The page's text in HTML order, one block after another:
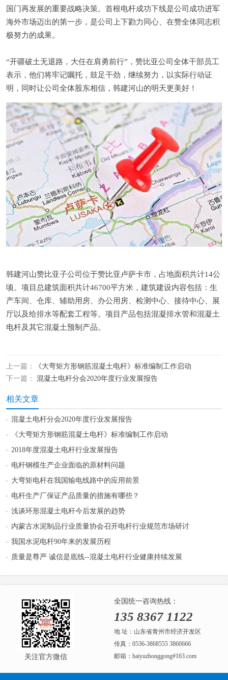
国门再发展的重要战略决策。首根电杆成功下线是公司成功进军
海外市场迈出的第一步，是公司上下勠力同心、在赞全体同志积
极努力的成果。
“开疆破土无退路，大任在肩勇前行”，赞比亚公司全体干部员工
表示，他们将牢记嘱托，鼓足干劲，继续努力，以实际行动证
明，同时让公司全体股东相信，韩建河山的明天更美好！
韩建河山赞比亚子公司位于赞比亚卢萨卡市，占地面积共计14公
顷。项目总建筑面积共计46700平方米，建筑建设内容包括：生
产车间、仓库、辅助用房、办公用房、检测中心、接待中心、展
厅以及给排水等配套工程等。项目产品包括混凝排水管和混凝土
电杆及其它混凝土预制产品。
上一篇：
《大弯矩方形钢筋混凝土电杆》标准编制工作启动
下一篇：
混凝土电杆分会2020年度行业发展报告
相关文章
混凝土电杆分会2020年度行业发展报告
《大弯矩方形钢筋混凝土电杆》标准编制工作启动
2018年度混凝土电杆行业发展报告
电杆钢模生产企业面临的原材料问题
大弯矩电杆在我国输电线路中的应用前景
电杆生产厂保证产品质量的措施有哪些？
浅谈环形混凝土电杆今后发展的趋势
内蒙古水泥制品行业质量协会召开电杆行业规范市场研讨
我国水泥电杆90年来的发展历程
质量是尊严 诚信是底线--混凝土电杆行业健康持续发展
关注官方微信
全国统一咨询热线：
135 8367 1122
地 址：山东省青州市经济开发区
传真：0536-3868555 3860666
邮箱：haiyuzhonggong#163.com